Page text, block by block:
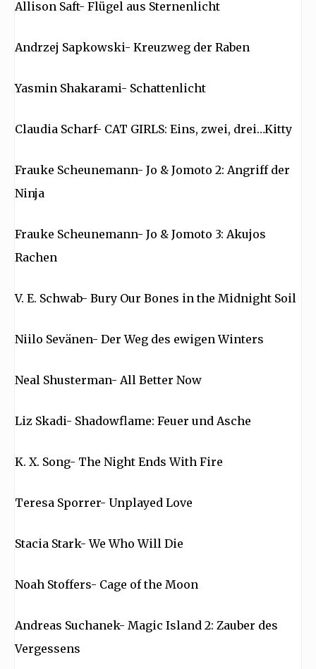
Allison Saft- Flügel aus Sternenlicht
Andrzej Sapkowski- Kreuzweg der Raben
Yasmin Shakarami- Schattenlicht
Claudia Scharf- CAT GIRLS: Eins, zwei, drei…Kitty
Frauke Scheunemann- Jo & Jomoto 2: Angriff der
Ninja
Frauke Scheunemann- Jo & Jomoto 3: Akujos
Rachen
V. E. Schwab- Bury Our Bones in the Midnight Soil
Niilo Sevänen- Der Weg des ewigen Winters
Neal Shusterman- All Better Now
Liz Skadi- Shadowflame: Feuer und Asche
K. X. Song- The Night Ends With Fire
Teresa Sporrer- Unplayed Love
Stacia Stark- We Who Will Die
Noah Stoffers- Cage of the Moon
Andreas Suchanek- Magic Island 2: Zauber des
Vergessens